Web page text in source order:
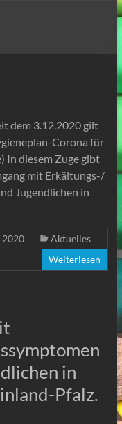
dem 3.12.2020 gilt
Corona für
In diesem Zuge gibt
mit Erkältungs-/
Jugendlichen in
2020
Aktuelles
Weiterlesen
in
Pfalz.